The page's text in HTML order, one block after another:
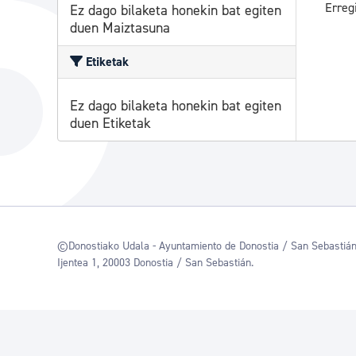
Ez dago bilaketa honekin bat egiten
duen Maiztasuna
Etiketak
Ez dago bilaketa honekin bat egiten
duen Etiketak
©Donostiako Udala - Ayuntamiento de Donostia / San Sebastián
Ijentea 1, 20003 Donostia / San Sebastián.